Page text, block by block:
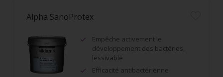
Alpha SanoProtex
Empêche activement le
développement des bactéries,
lessivable
Efficacité antibactérienne